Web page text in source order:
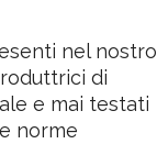
nel nostro
di
e mai testati
norme